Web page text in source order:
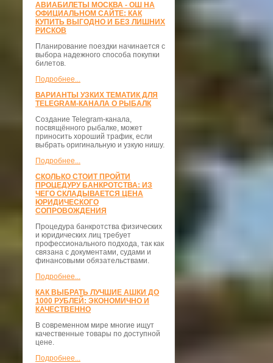
АВИАБИЛЕТЫ МОСКВА - ОШ НА
ОФИЦИАЛЬНОМ САЙТЕ: КАК
КУПИТЬ ВЫГОДНО И БЕЗ ЛИШНИХ
РИСКОВ
Планирование поездки начинается с
выбора надежного способа покупки
билетов.
Подробнее...
ВАРИАНТЫ УЗКИХ ТЕМАТИК ДЛЯ
TELEGRAM-КАНАЛА О РЫБАЛК
Создание Telegram-канала,
посвящённого рыбалке, может
приносить хороший трафик, если
выбрать оригинальную и узкую нишу.
Подробнее...
СКОЛЬКО СТОИТ ПРОЙТИ
ПРОЦЕДУРУ БАНКРОТСТВА: ИЗ
ЧЕГО СКЛАДЫВАЕТСЯ ЦЕНА
ЮРИДИЧЕСКОГО
СОПРОВОЖДЕНИЯ
Процедура банкротства физических
и юридических лиц требует
профессионального подхода, так как
связана с документами, судами и
финансовыми обязательствами.
Подробнее...
КАК ВЫБРАТЬ ЛУЧШИЕ АШКИ ДО
1000 РУБЛЕЙ: ЭКОНОМИЧНО И
КАЧЕСТВЕННО
В современном мире многие ищут
качественные товары по доступной
цене.
Подробнее...